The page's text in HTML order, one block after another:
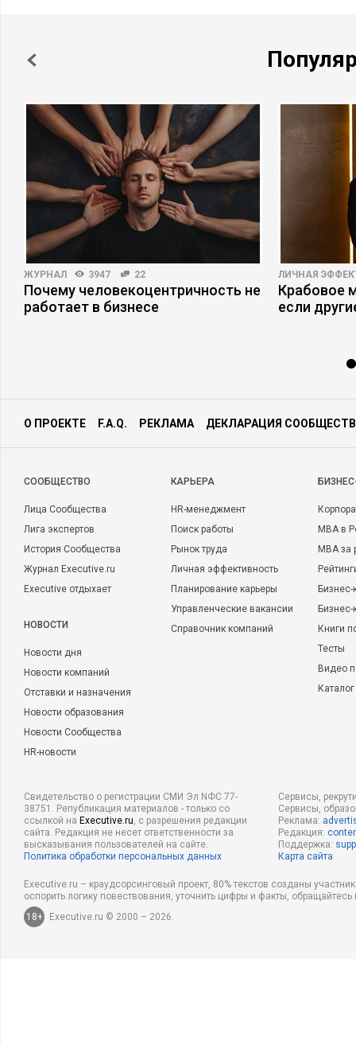
ЖУРНАЛ 3947 22
Почему человекоцентричность не
работает в бизнесе
ЛИЧНАЯ
Крабовое
если
О ПРОЕКТЕ F.A.Q. РЕКЛАМА ДЕКЛАРАЦИЯ
CООБЩЕСТВО
Лица Сообщества
Лига экспертов
История Сообщества
Журнал Executive.ru
Executive отдыхает
НОВОСТИ
Новости дня
Новости компаний
Отставки и назначения
Новости образования
Новости Сообщества
HR-новости
КАРЬЕРА
HR-менеджмент
Поиск работы
Рынок труда
Личная эффективность
Планирование карьеры
Управленческие вакансии
Справочник компаний
MBA в
MBA
Бизнес-
Книги
Тесты
Видео
Свидетельство о регистрации СМИ Эл NФС 77-
38751. Републикация материалов - только со
ссылкой на Executive.ru, с разрешения редакции
сайта. Редакция не несет ответственности за
высказывания пользователей на сайте.
Политика обработки персональных данных
Сервисы,
Сервисы,
Реклама:
Редакция:
Поддержка:
Карта сайта
Executive.ru – краудсорсинговый проект, 80% текстов созданы
оспорить логику повествования, уточнить цифры и факты,
18+
Executive.ru © 2000 – 2026.